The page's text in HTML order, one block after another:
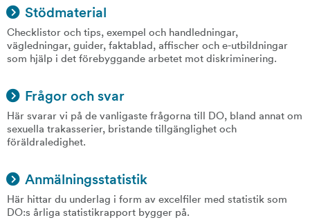
Stödmaterial
Checklistor och tips, exempel och handledningar,
vägledningar, guider, faktablad, affischer och e-utbildningar
som hjälp i det förebyggande arbetet mot diskriminering.
Frågor och svar
Här svarar vi på de vanligaste frågorna till DO, bland annat om
sexuella trakasserier, bristande tillgänglighet och
föräldraledighet.
Anmälningsstatistik
Här hittar du underlag i form av excelfiler med statistik som
DO:s årliga statistikrapport bygger på.